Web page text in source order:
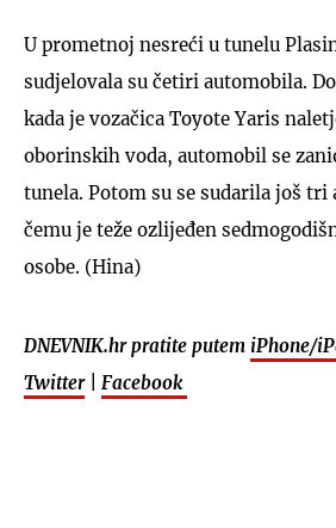
U prometnoj nesreći u tunelu
sudjelovala su četiri automobila.
kada je vozačica Toyote Yaris
oborinskih voda, automobil se
tunela. Potom su se sudarila još
čemu je teže ozlijeđen
osobe. (Hina)
DNEVNIK.hr pratite putem iPhone/
Twitter| Facebook